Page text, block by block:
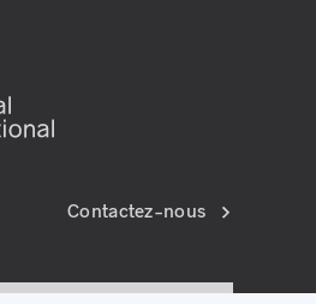
Contactez-nous